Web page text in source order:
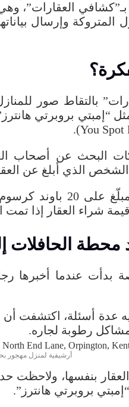
بـ”كشافي العقارات”،
المتروكة وإرسال
؟
” بالتقاط صور
“ إمبتي بروبرتي هانترز
You Spot
).
البحث عن أصحاب
الشخص الذي أبلغ عن
على باوند كرسوم
قيمة شراء العقار إذا تمت
محطة الحافلات
بدأت عندما أخبرها
عدة أسئلة، اكتشفت أن
رطوبة لجاره.
أرشيفية لمنزل مهجور
العقار بنفسها، ولاحظت
“ إمبتي بروبرتي هانترز ”.